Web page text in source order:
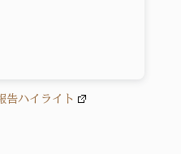
告ハイライト